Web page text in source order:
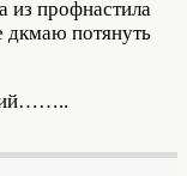
из профнастила
дкмаю потянуть